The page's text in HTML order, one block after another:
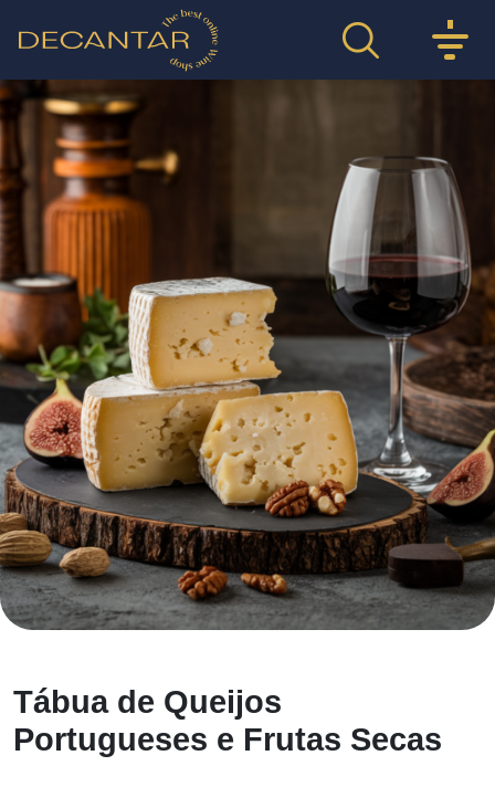
Tábua de Queijos
Portugueses e Frutas Secas